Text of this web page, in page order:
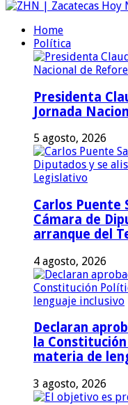
Home
Política
Presidenta
Jornada
5 agosto, 2026
Carlos Puente
Cámara de
arranque del
4 agosto, 2026
Declaran
la
materia de
3 agosto, 2026